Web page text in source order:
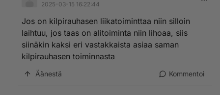
2025-03-15 16:22:44
Jos on kilpirauhasen liikatoiminttaa niin silloin
laihtuu, jos taas on alitoiminta niin lihoaa, siis
siinäkin kaksi eri vastakkaista asiaa saman
kilpirauhasen toiminnasta
Äänestä Kommentoi